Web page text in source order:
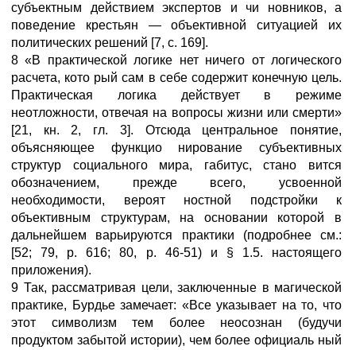
субъектным действием экспертов и чи новников, а
поведение крестьян — объективной ситуацией их
политических решений [7, с. 169].
8 «В практической логике нет ничего от логического
расчета, кото рый сам в себе содержит конечную цель.
Практическая логика действует в режиме
неотложности, отвечая на вопросы жизни или смерти»
[21, кн. 2, гл. 3]. Отсюда центральное понятие,
объясняющее функцио нирование субъективных
структур социального мира, габитус, стано вится
обозначением, прежде всего, усвоенной
необходимости, вероят ностной подстройки к
объективным структурам, на основании которой в
дальнейшем варьируются практики (подробнее см.:
[52; 79, р. 616; 80, р. 46-51) и § 1.5. настоящего
приложения).
9 Так, рассматривая цели, заключенные в магической
практике, Бурдье замечает: «Все указывает на то, что
этот символизм тем более неосознан (будучи
продуктом забытой истории), чем более официаль ный